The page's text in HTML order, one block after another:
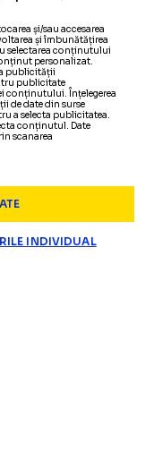
și/sau accesarea
și îmbunătățirea
selectarea conținutului
personalizat.
publicității
publicitate
conținutului. Înțelegerea
de date din surse
a selecta publicitatea.
conținutul. Date
scanarea
INDIVIDUAL